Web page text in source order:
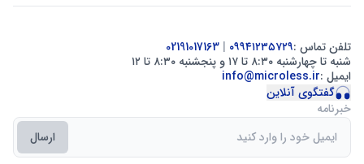
تلفن تماس :۰۹۹۴۱۲۳۵۷۲۹ |
شنبه تا چهارشنبه ۸:۳۰ تا ۱۷ و پنجشنبه ۸:۳۰ تا ۱۲
ایمیل :info@microless.ir
گفتگوی آنلاین
خبرنامه
ارسال